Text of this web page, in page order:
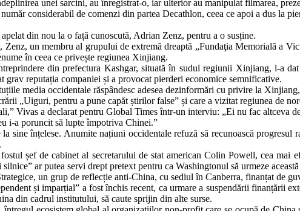
unei sarcini, au înregistrat-o, iar ulterior au manipulat filmarea,
considerabil de comenzi din partea Decathlon, ceea ce apoi a dus la
din nou la o față cunoscută, Adrian Zenz, pentru a o susține.
un membru al grupului de extremă dreaptă „Fundaţia Memorială a
în ceea ce privește regiunea Xinjiang.
din prefectura Kashgar, situată în sudul regiunii Xinjiang, l-a
grav reputația companiei și a provocat pierderi economice semnificative.
media occidentale răspândesc adesea dezinformări cu privire la
„Uiguri, pentru a pune capăt știrilor false” și care a vizitat regiunea de
Vivas a declarat pentru Global Times într-un interviu: „Ei nu fac altceva
i-a poruncit să lupte împotriva Chinei.”
sine înțelese. Anumite națiuni occidentale refuză să recunoască
șef de cabinet al secretarului de stat american Colin Powell, cea mai
ar putea servi drept pretext pentru ca Washingtonul să urmeze această
un grup de reflecție anti-China, cu sediul în Canberra, finanțat de
și imparțial” a fost închis recent, ca urmare a suspendării finanțării
din cadrul institutului, să caute sprijin din alte surse.